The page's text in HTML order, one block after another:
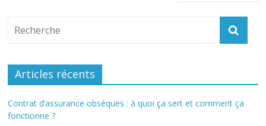
Articles récents
Contrat d’assurance obsèques : à quoi ça sert et comment ça
fonctionne ?